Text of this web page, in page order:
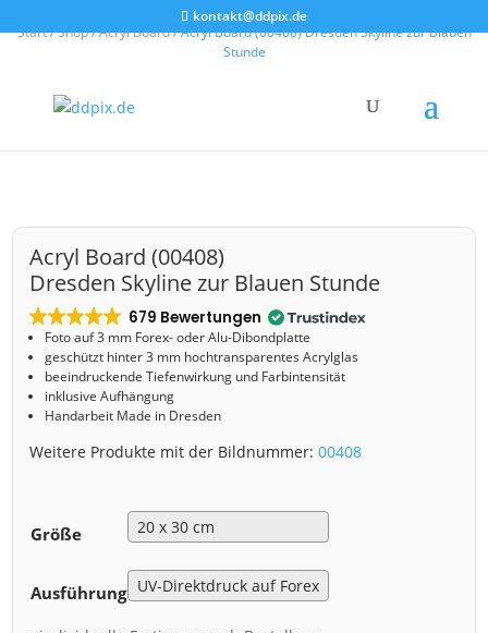
kontakt@ddpix.de
Start/Shop/Acryl Board/ Acryl Board (00408) Dresden Skyline zur Blauen
Stunde
Acryl Board (00408)
Dresden Skyline zur Blauen Stunde
679 Bewertungen
Foto auf 3 mm Forex- oder Alu-Dibondplatte
geschützt hinter 3 mm hochtransparentes Acrylglas
beeindruckende Tiefenwirkung und Farbintensität
inklusive Aufhängung
Handarbeit Made in Dresden
Weitere Produkte mit der Bildnummer:00408
Größe
Ausführung